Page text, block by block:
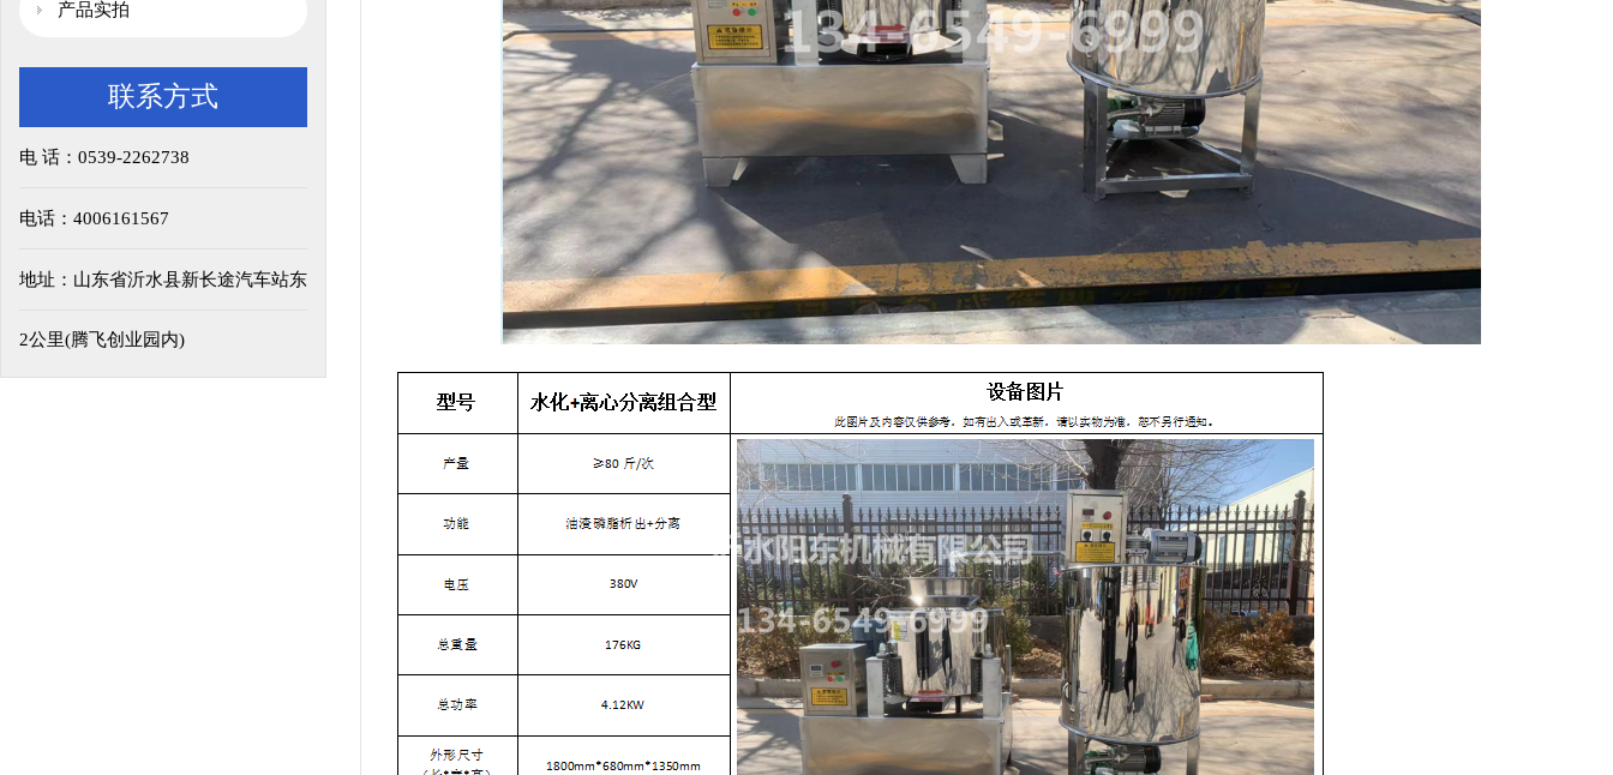
产品实拍
联系方式
电 话：0539-2262738
电话：4006161567
地址：山东省沂水县新长途汽车站东
2公里(腾飞创业园内)